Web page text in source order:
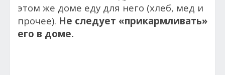
этом же доме еду для него (хлеб, мед и
прочее). Не следует «прикармливать»
его в доме.